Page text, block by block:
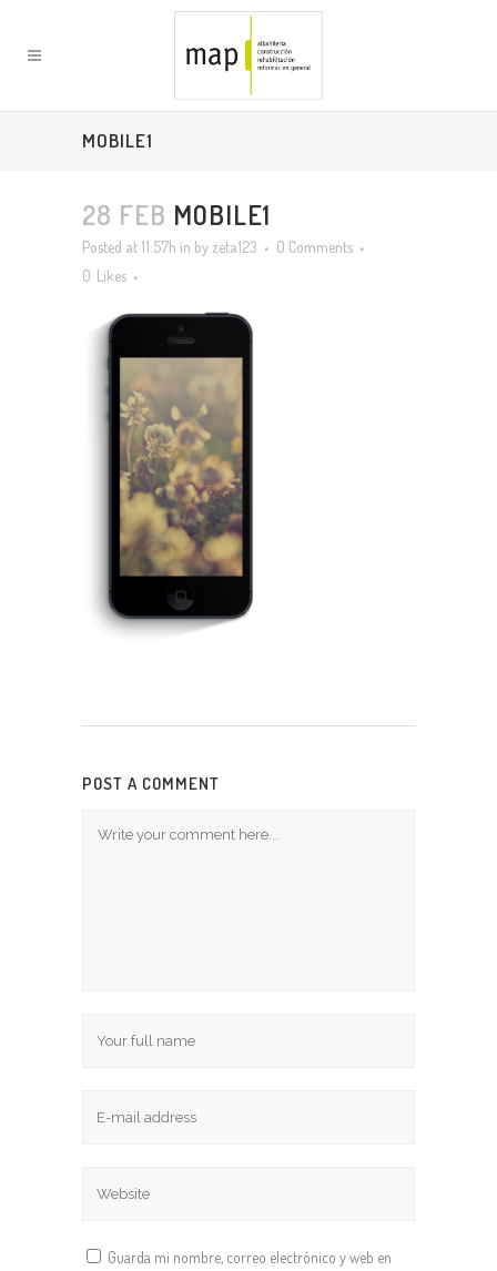
MOBILE1
28 FEB MOBILE1
Posted at 11:57h in byzeta123
0 Comments
0 Likes
POST A COMMENT
Guarda mi nombre, correo electrónico y web en